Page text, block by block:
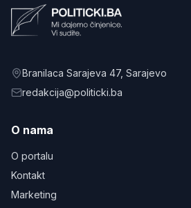
Branilaca Sarajeva 47, Sarajevo
redakcija@politicki.ba
O nama
O portalu
Kontakt
Marketing